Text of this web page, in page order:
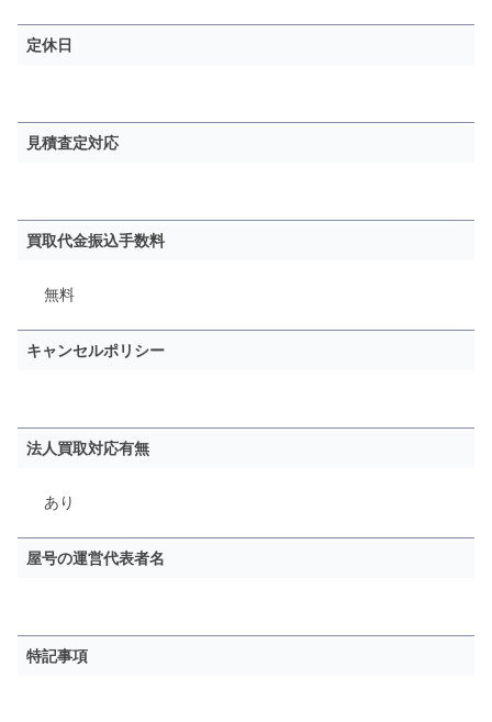
定休日
見積査定対応
買取代金振込手数料
無料
キャンセルポリシー
法人買取対応有無
あり
屋号の運営代表者名
特記事項